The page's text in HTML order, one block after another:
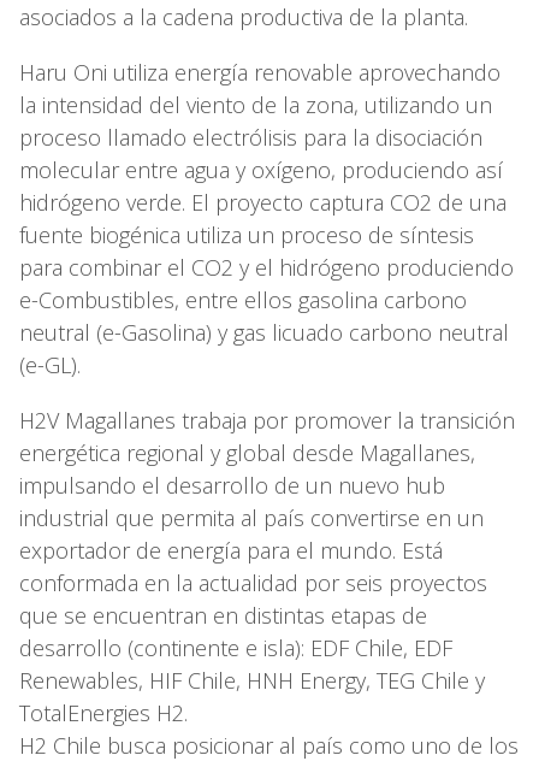
asociados a la cadena productiva de la planta.
Haru Oni utiliza energía renovable aprovechando
la intensidad del viento de la zona, utilizando un
proceso llamado electrólisis para la disociación
molecular entre agua y oxígeno, produciendo así
hidrógeno verde. El proyecto captura CO2 de una
fuente biogénica utiliza un proceso de síntesis
para combinar el CO2 y el hidrógeno produciendo
e-Combustibles, entre ellos gasolina carbono
neutral (e-Gasolina) y gas licuado carbono neutral
(e-GL).
H2V Magallanes trabaja por promover la transición
energética regional y global desde Magallanes,
impulsando el desarrollo de un nuevo hub
industrial que permita al país convertirse en un
exportador de energía para el mundo. Está
conformada en la actualidad por seis proyectos
que se encuentran en distintas etapas de
desarrollo (continente e isla): EDF Chile, EDF
Renewables, HIF Chile, HNH Energy, TEG Chile y
TotalEnergies H2.
H2 Chile busca posicionar al país como uno de los